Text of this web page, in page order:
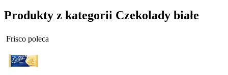
Produkty z kategorii Czekolady białe
Frisco poleca